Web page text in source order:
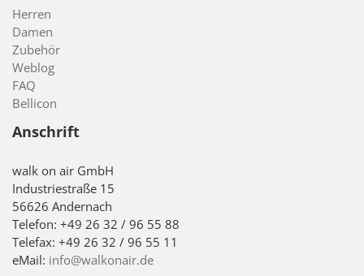
Herren
Damen
Zubehör
Weblog
FAQ
Bellicon
Anschrift
walk on air GmbH
Industriestraße 15
56626 Andernach
Telefon: +49 26 32 / 96 55 88
Telefax: +49 26 32 / 96 55 11
eMail: info@walkonair.de